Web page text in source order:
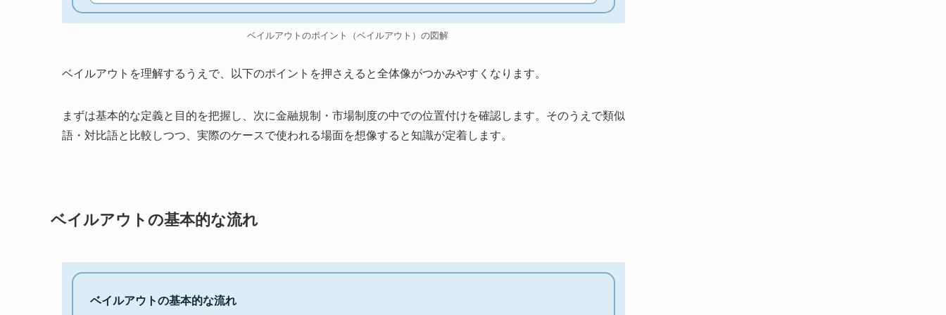
ベイルアウトのポイント（ベイルアウト）の図解
ベイルアウトを理解するうえで、以下のポイントを押さえると全体像がつかみやすくなります。
まずは基本的な定義と目的を把握し、次に金融規制・市場制度の中での位置付けを確認します。そのうえで類似
語・対比語と比較しつつ、実際のケースで使われる場面を想像すると知識が定着します。
ベイルアウトの基本的な流れ
ベイルアウトの基本的な流れ